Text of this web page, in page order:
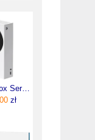
Microsoft Xbox Series S
zł